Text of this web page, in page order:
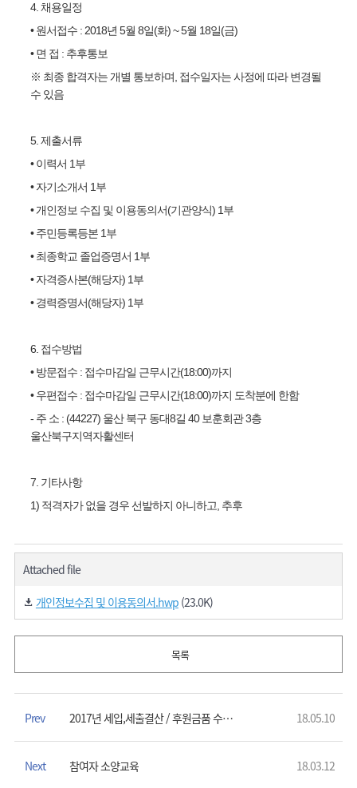
4. 채용일정
•원서접수 : 2018년 5월 8일(화) ~ 5월 18일(금)
•면 접 : 추후통보
※ 최종 합격자는 개별 통보하며 접수일자는 사정에 따라 변경될
수 있음
5. 제출서류
•이력서 1부
•자기소개서 1부
•개인정보 수집 및 이용동의서(기관양식) 1부
•주민등록등본 1부
•최종학교 졸업증명서 1부
•자격증사본(해당자) 1부
•경력증명서(해당자) 1부
6. 접수방법
•방문접수 : 접수마감일 근무시간(18:00)까지
•우편접수 : 접수마감일 근무시간(18:00)까지 도착분에 한함
- 주 소 : (44227) 울산 북구 동대8길 40 보훈회관3층
울산북구지역자활센터
7. 기타사항
1) 적격자가 없을 경우 선발하지 아니하고 추후
Attached file
개인정보수집 및 이용동의서.hwp(23.0K)
목록
Prev 2017년 세입,세출결산 / 후원금품 수입 및 사용결과보고 18.05.10
Next 참여자 소양교육 18.03.12